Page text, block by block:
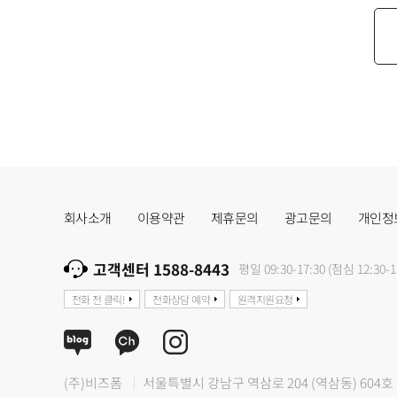
회사소개 이용약관 제휴문의 광고문의 개인
고객센터 1588-8443 평일 09:30-17:30 (점심 12:30-
전화 전 클릭! 전화상담 예약 원격지원요청
(주)비즈폼 서울특별시 강남구 역삼로 204 (역삼동) 604호